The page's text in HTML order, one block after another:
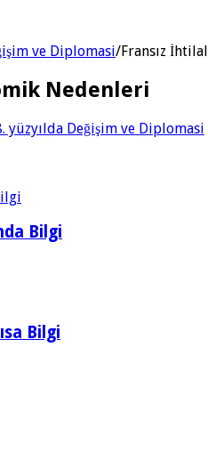
ve Diplomasi/Fransız
Nedenleri
yüzyılda Değişim ve Diplomasi
Bilgi
Bilgi